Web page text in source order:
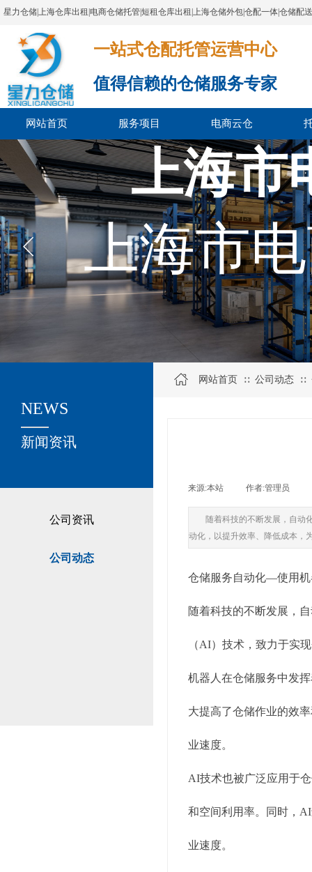
星力仓储|上海仓库出租|电商仓储托管|短租仓库出租|上海仓储外包|仓配一体|仓储配
一站式仓配托管运营中心​​​​​​​​​​​​​​​​​
值得信赖的仓储服务专家
网站首页 服务项目 电商云仓
上海市
上海市
公司资讯
公司动态
关于我们
新闻资讯
NEWS
网站首页 ∷ 公司动态 ∷
来源:本站 作者:管理员
随着科技的不断发展，自动
动化，以提升效率、降低成本，
仓储服务自动化—使用
随着科技的不断发展，
（AI）技术，致力于实
机器人在仓储服务中发
大提高了仓储作业的效
业速度。
AI技术也被广泛应用于
和空间利用率。同时，
业速度。